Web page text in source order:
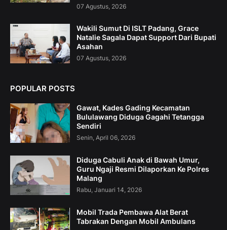
07 Agustus, 2026
Wakili Sumut Di ISLT Padang, Grace
Natalie Sagala Dapat Support Dari Bupati
Asahan
07 Agustus, 2026
POPULAR POSTS
Gawat, Kades Gading Kecamatan
Bululawang Diduga Gagahi Tetangga
Sendiri
Senin, April 06, 2026
Diduga Cabuli Anak di Bawah Umur,
Guru Ngaji Resmi Dilaporkan Ke Polres
Malang
Rabu, Januari 14, 2026
Mobil Trada Pembawa Alat Berat
Tabrakan Dengan Mobil Ambulans